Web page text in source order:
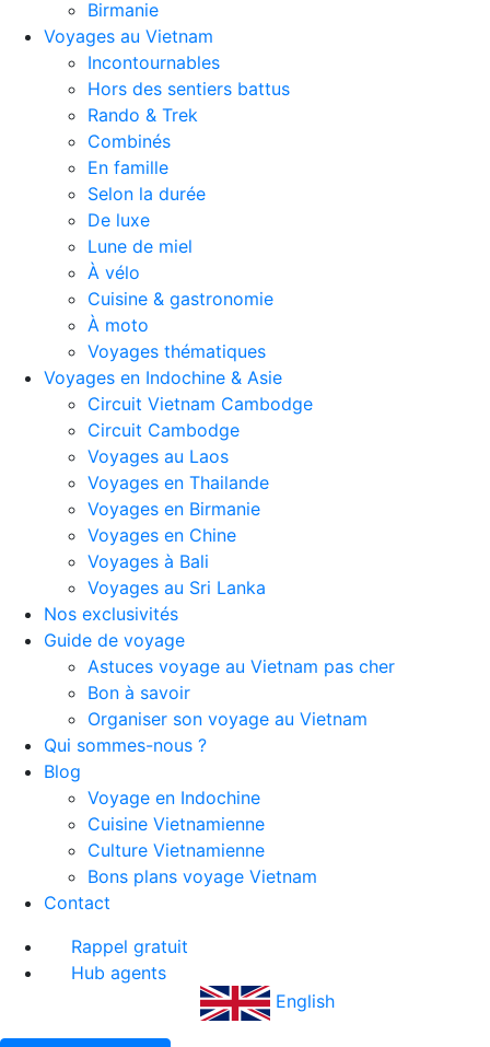
Birmanie
Voyages au Vietnam
Incontournables
Hors des sentiers battus
Rando & Trek
Combinés
En famille
Selon la durée
De luxe
Lune de miel
À vélo
Cuisine & gastronomie
À moto
Voyages thématiques
Voyages en Indochine & Asie
Circuit Vietnam Cambodge
Circuit Cambodge
Voyages au Laos
Voyages en Thailande
Voyages en Birmanie
Voyages en Chine
Voyages à Bali
Voyages au Sri Lanka
Nos exclusivités
Guide de voyage
Astuces voyage au Vietnam pas cher
Bon à savoir
Organiser son voyage au Vietnam
Qui sommes-nous ?
Blog
Voyage en Indochine
Cuisine Vietnamienne
Culture Vietnamienne
Bons plans voyage Vietnam
Contact
Rappel gratuit
Hub agents
English